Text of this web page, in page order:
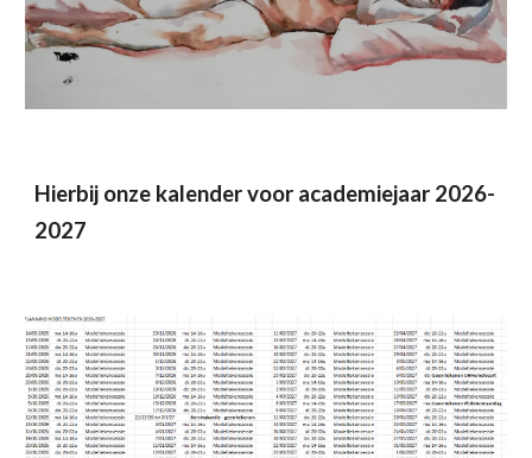
Hierbij onze kalender voor academiejaar 2026-
2027